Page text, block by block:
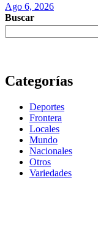
Ago 6, 2026
Buscar
Categorías
Deportes
Frontera
Locales
Mundo
Nacionales
Otros
Variedades